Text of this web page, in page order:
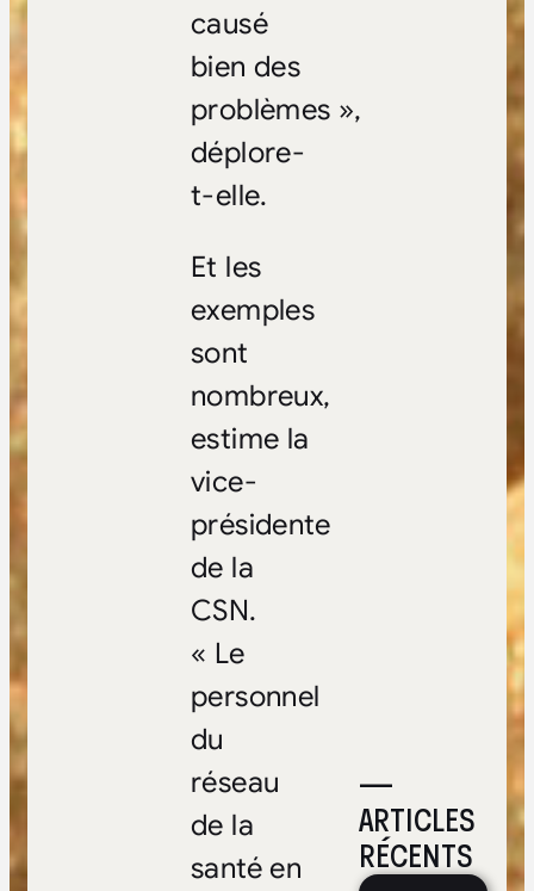
—
ARTICLES
RÉCENTS
causé
bien des
problèmes »,
déplore-
t-elle.
Et les
exemples
sont
nombreux,
estime la
vice-
présidente
de la
CSN.
« Le
personnel
du
réseau
de la
santé en